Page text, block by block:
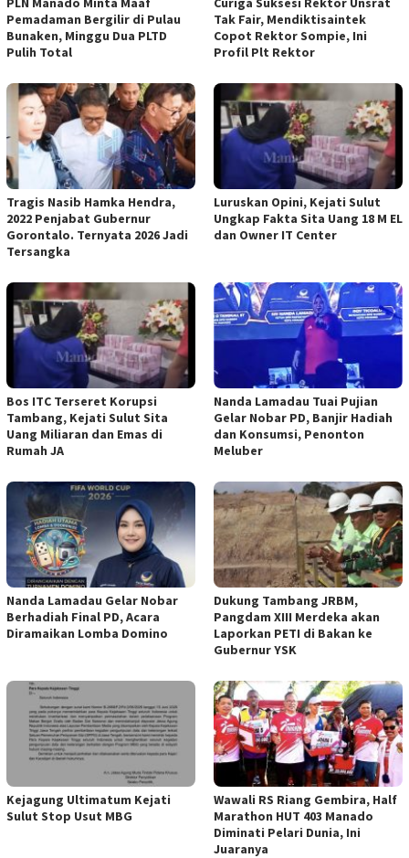
Pemadaman Bergilir di Pulau
Bunaken, Minggu Dua PLTD
Pulih Total
Tak Fair, Mendiktisaintek
Copot Rektor Sompie, Ini
Profil Plt Rektor
Tragis Nasib Hamka Hendra,
2022 Penjabat Gubernur
Gorontalo. Ternyata 2026 Jadi
Tersangka
Luruskan Opini, Kejati Sulut
Ungkap Fakta Sita Uang 18 M EL
dan Owner IT Center
Bos ITC Terseret Korupsi
Tambang, Kejati Sulut Sita
Uang Miliaran dan Emas di
Rumah JA
Nanda Lamadau Tuai Pujian
Gelar Nobar PD, Banjir Hadiah
dan Konsumsi, Penonton
Meluber
Nanda Lamadau Gelar Nobar
Berhadiah Final PD, Acara
Diramaikan Lomba Domino
Dukung Tambang JRBM,
Pangdam XIII Merdeka akan
Laporkan PETI di Bakan ke
Gubernur YSK
Kejagung Ultimatum Kejati
Sulut Stop Usut MBG
Wawali RS Riang Gembira, Half
Marathon HUT 403 Manado
Diminati Pelari Dunia, Ini
Juaranya